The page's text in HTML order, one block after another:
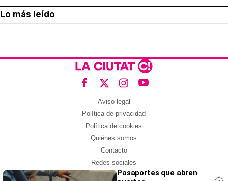
Lo más leído
Aviso legal
Política de privacidad
Política de cookies
Quiénes somos
Contacto
Redes sociales
Pasaportes que abren